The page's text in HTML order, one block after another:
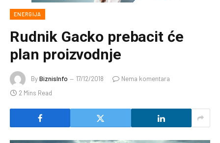
ENERGIJA
Rudnik Gacko prebacit će
plan proizvodnje
ByBiznisInfo 17/12/2018
Nema komentara
2 Mins Read